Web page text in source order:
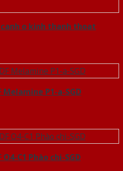
canh o kinh thanh thoat
Melamine P1-a-SGD
C1 Phào chi-SGD